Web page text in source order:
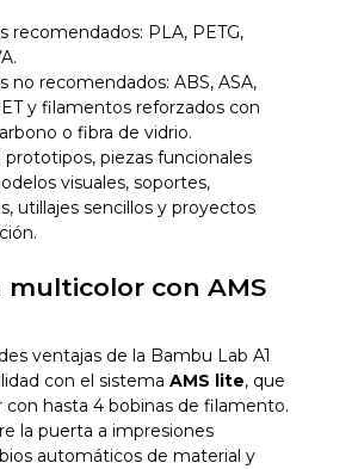
recomendados: PLA, PETG,
no recomendados: ABS, ASA,
y filamentos reforzados con
o fibra de vidrio.
prototipos, piezas funcionales
visuales, soportes,
utillajes sencillos y proyectos
multicolor con AMS
ventajas de la Bambu Lab A1
con el sistemaAMS lite, que
con hasta 4 bobinas de filamento.
la puerta a impresiones
automáticos de material y